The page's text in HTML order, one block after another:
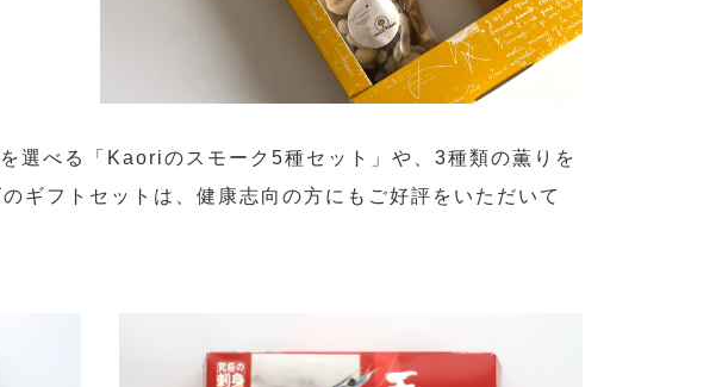
選べる「Kaoriのスモーク5種セット」や、3種類の薫りを
ギフトセットは、健康志向の方にもご好評をいただいて